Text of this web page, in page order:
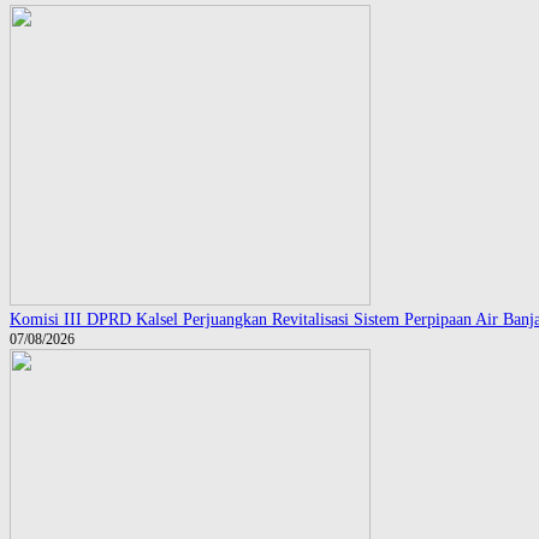
Komisi III DPRD Kalsel Perjuangkan Revitalisasi Sistem Perpipaan Air
07/08/2026